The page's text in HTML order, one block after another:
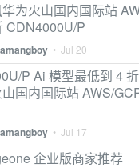
为火山国内国际站
CDN4000U/P
• Jul 20
P Ai 模型最低到 4
国内国际站 AWS/
• Jul 17
企业版商家推荐